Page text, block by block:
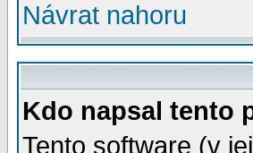
Návrat nahoru
Kdo napsal tento
Tento software (v